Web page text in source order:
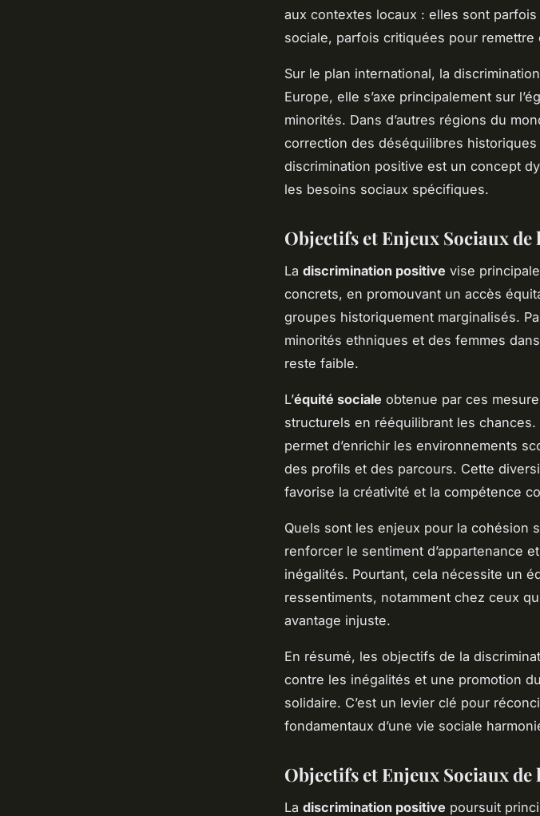
aux contextes locaux : elles sont
sociale, parfois critiquées pour
Sur le plan international, la
Europe, elle s’axe principalement sur
minorités. Dans d’autres régions du
correction des déséquilibres
discrimination positive est un concept
les besoins sociaux spécifiques.
Objectifs et Enjeux Sociaux
La discrimination positive vise
concrets, en promouvant un accès
groupes historiquement marginalisés.
minorités ethniques et des femmes
reste faible.
L’équité sociale obtenue par ces
structurels en rééquilibrant les
permet d’enrichir les environnements
des profils et des parcours. Cette
favorise la créativité et la compétence
Quels sont les enjeux pour la cohésion
renforcer le sentiment d’appartenance
inégalités. Pourtant, cela nécessite un
ressentiments, notamment chez ceux
avantage injuste.
En résumé, les objectifs de la
contre les inégalités et une promotion
solidaire. C’est un levier clé pour
fondamentaux d’une vie sociale
Objectifs et Enjeux Sociaux
La discrimination positive poursuit